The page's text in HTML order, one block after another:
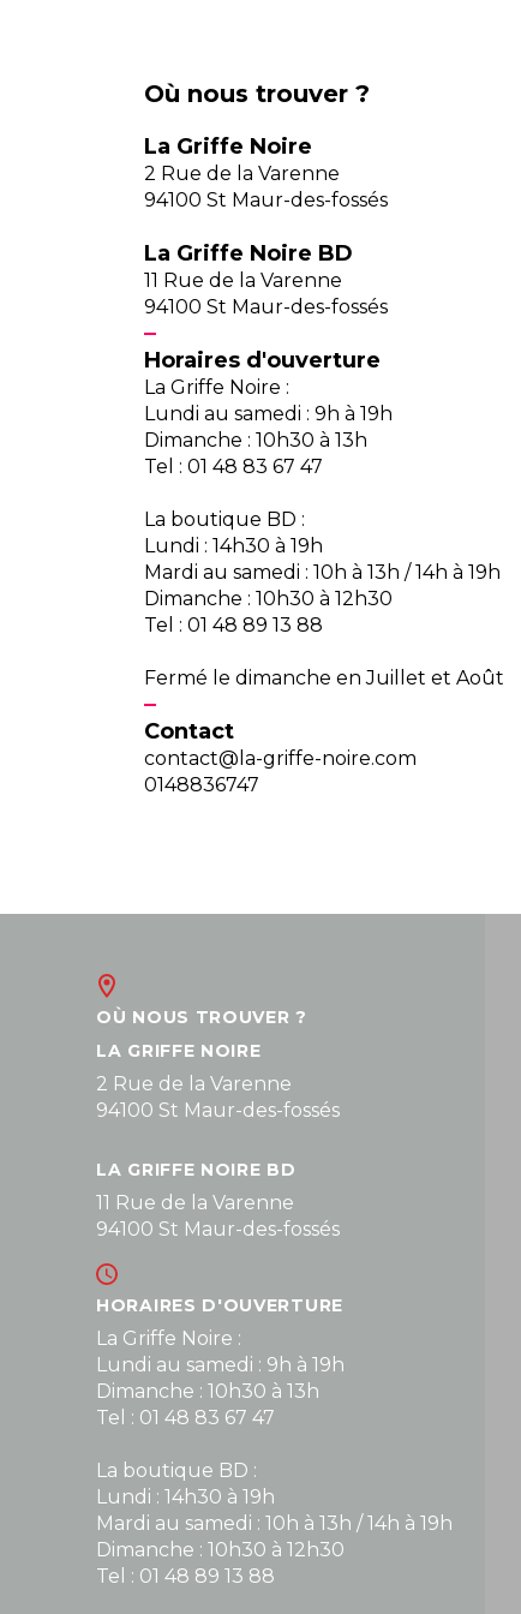
Où nous trouver ?
La Griffe Noire
2 Rue de la Varenne
94100 St Maur-des-fossés
La Griffe Noire BD
11 Rue de la Varenne
94100 St Maur-des-fossés
Horaires d'ouverture
La Griffe Noire :
Lundi au samedi : 9h à 19h
Dimanche : 10h30 à 13h
Tel : 01 48 83 67 47
La boutique BD :
Lundi : 14h30 à 19h
Mardi au samedi : 10h à 13h / 14h à 19h
Dimanche : 10h30 à 12h30
Tel : 01 48 89 13 88
Fermé le dimanche en Juillet et Août
Contact
contact@la-griffe-noire.com
0148836747
OÙ NOUS TROUVER ?
LA GRIFFE NOIRE
2 Rue de la Varenne
94100 St Maur-des-fossés
LA GRIFFE NOIRE BD
11 Rue de la Varenne
94100 St Maur-des-fossés
HORAIRES D'OUVERTURE
La Griffe Noire :
Lundi au samedi : 9h à 19h
Dimanche : 10h30 à 13h
Tel : 01 48 83 67 47
La boutique BD :
Lundi : 14h30 à 19h
Mardi au samedi : 10h à 13h / 14h à 19h
Dimanche : 10h30 à 12h30
Tel : 01 48 89 13 88